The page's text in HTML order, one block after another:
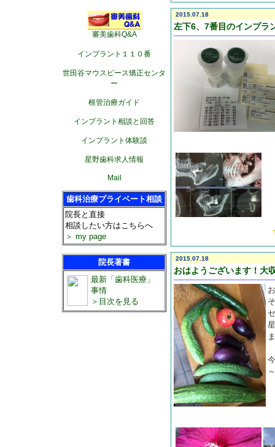
審美歯科Q&A
インプラント１１０番
世田谷マウスピース矯正センタ
ー
根管治療ガイド
インプラント相談と回答
インプラント体験談
星野歯科求人情報
Mail
歯科治療プライベート相談
院長と直接
相談したい方はこちらへ
＞ my page
院長著書
最新「歯科医療」
事情
＞目次を見る
2015.07.18
左下6、7番目のインプラ
2015.07.18
おはようございます！大